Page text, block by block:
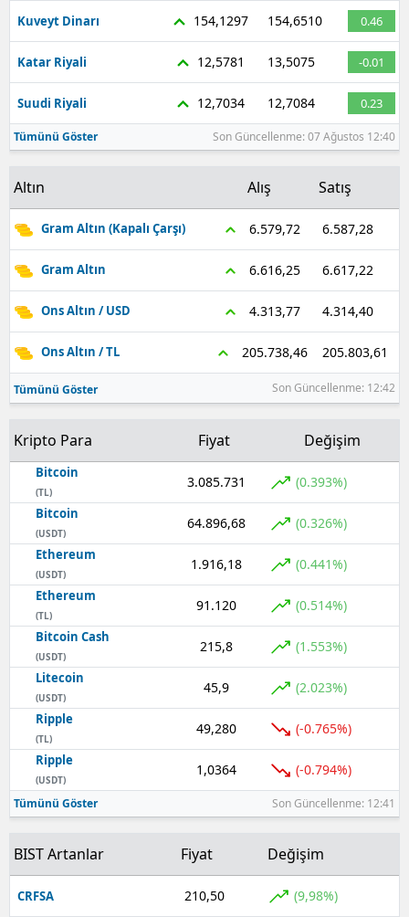
Kuveyt Dinarı 154,1297 154,6510 0.46
Katar Riyali 12,5781 13,5075 -0.01
Suudi Riyali 12,7034 12,7084 0.23
Tümünü Göster Son Güncellenme: 07 Ağustos 12:40
Altın Alış Satış
Gram Altın (Kapalı Çarşı) 6.579,72 6.587,28
Gram Altın 6.616,25 6.617,22
Ons Altın / USD 4.313,77 4.314,40
Ons Altın / TL 205.738,46 205.803,61
Tümünü Göster Son Güncellenme: 12:42
Kripto Para Fiyat Değişim
Bitcoin
(TL)
3.085.731 (0.393%)
Bitcoin
(USDT)
64.896,68 (0.326%)
Ethereum
(USDT)
1.916,18 (0.441%)
Ethereum
(TL)
91.120 (0.514%)
Bitcoin Cash
(USDT)
215,8 (1.553%)
Litecoin
(USDT)
45,9 (2.023%)
Ripple
(TL)
49,280 (-0.765%)
Ripple
(USDT)
1,0364 (-0.794%)
Tümünü Göster Son Güncellenme: 12:41
BIST Artanlar Fiyat Değişim
CRFSA 210,50 (9,98%)